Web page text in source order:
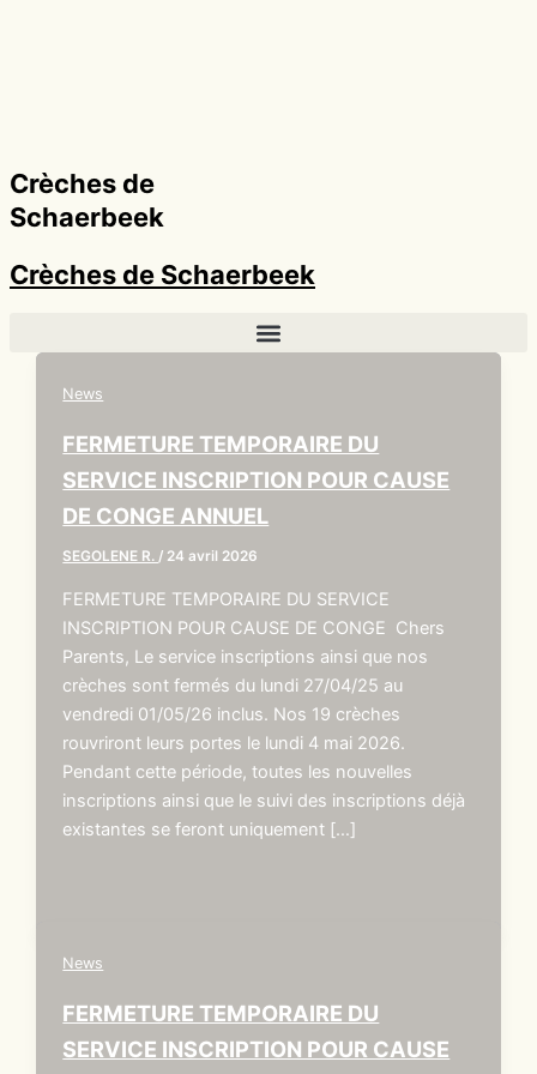
Crèches de
Schaerbeek
Crèches de Schaerbeek
News
FERMETURE TEMPORAIRE DU
SERVICE INSCRIPTION POUR CAUSE
DE CONGE ANNUEL
SEGOLENE R. / 24 avril 2026
FERMETURE TEMPORAIRE DU SERVICE
INSCRIPTION POUR CAUSE DE CONGE Chers
Parents, Le service inscriptions ainsi que nos
crèches sont fermés du lundi 27/04/25 au
vendredi 01/05/26 inclus. Nos 19 crèches
rouvriront leurs portes le lundi 4 mai 2026.
Pendant cette période, toutes les nouvelles
inscriptions ainsi que le suivi des inscriptions déjà
existantes se feront uniquement […]
News
FERMETURE TEMPORAIRE DU
SERVICE INSCRIPTION POUR CAUSE